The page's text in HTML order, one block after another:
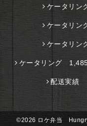
ケータリン
ケータリン
ケータリン
ケータリング
配送実績
©2026 ロケ弁当